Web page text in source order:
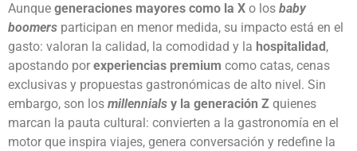
Aunque generaciones mayores como la X o los baby
boomers participan en menor medida, su impacto está en el
gasto: valoran la calidad, la comodidad y la hospitalidad ,
apostando por experiencias premium como catas, cenas
exclusivas y propuestas gastronómicas de alto nivel. Sin
embargo, son los millennials y la generación Z quienes
marcan la pauta cultural: convierten a la gastronomía en el
motor que inspira viajes, genera conversación y redefine la